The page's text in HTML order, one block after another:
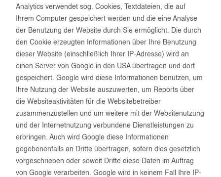
Analytics verwendet sog. Cookies, Textdateien, die auf
Ihrem Computer gespeichert werden und die eine Analyse
der Benutzung der Website durch Sie ermöglicht. Die durch
den Cookie erzeugten Informationen über Ihre Benutzung
dieser Website (einschließlich Ihrer IP-Adresse) wird an
einen Server von Google in den USA übertragen und dort
gespeichert. Google wird diese Informationen benutzen, um
Ihre Nutzung der Website auszuwerten, um Reports über
die Websiteaktivitäten für die Websitebetreiber
zusammenzustellen und um weitere mit der Websitenutzung
und der Internetnutzung verbundene Dienstleistungen zu
erbringen. Auch wird Google diese Informationen
gegebenenfalls an Dritte übertragen, sofern dies gesetzlich
vorgeschrieben oder soweit Dritte diese Daten im Auftrag
von Google verarbeiten. Google wird in keinem Fall Ihre IP-